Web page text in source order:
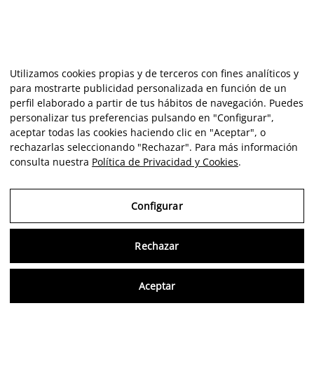
Utilizamos cookies propias y de terceros con fines analíticos y
para mostrarte publicidad personalizada en función de un
perfil elaborado a partir de tus hábitos de navegación. Puedes
personalizar tus preferencias pulsando en "Configurar",
aceptar todas las cookies haciendo clic en "Aceptar", o
rechazarlas seleccionando "Rechazar". Para más información
consulta nuestra Política de Privacidad y Cookies.
Configurar
Rechazar
Aceptar